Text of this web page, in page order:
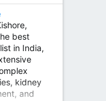
best
in India,
kidney
and